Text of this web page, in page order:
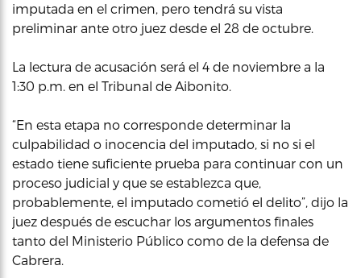
imputada en el crimen, pero tendrá su vista
preliminar ante otro juez desde el 28 de octubre.
La lectura de acusación será el 4 de noviembre a la
1:30 p.m. en el Tribunal de Aibonito.
“En esta etapa no corresponde determinar la
culpabilidad o inocencia del imputado, si no si el
estado tiene suficiente prueba para continuar con un
proceso judicial y que se establezca que,
probablemente, el imputado cometió el delito”, dijo la
juez después de escuchar los argumentos finales
tanto del Ministerio Público como de la defensa de
Cabrera.